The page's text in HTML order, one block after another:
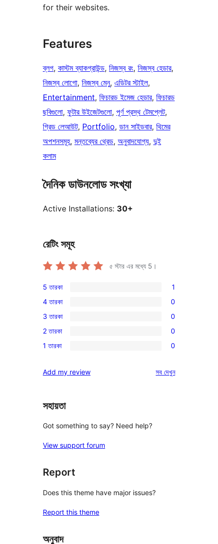
for their websites.
Features
ব্লগ, কাস্টম ব্যাকগ্রাউন্ড, নিজস্ব রং, নিজস্ব হেডার
নিজস্ব লোগো, নিজস্ব মেনু, এডিটর স্টাইল
Entertainment, ফিচারড ইমেজ হেডার, ফিচারড
ছবিগুলো, ফুটার উইজেটগুলো, পূর্ণ প্রস্থ টেমপ্লেট
গ্রিড লেআউট, Portfolio, ডান সাইডবার, থিমের
অপশনসমূহ, মন্তব্যের থ্রেড, অনুবাদযোগ্য, দুই
কলাম
দৈনিক ডাউনলোড সংখ্যা
Active Installations: 30+
রেটিং সমূহ
৫ স্টার এর মধ্যে 5 ।
1টি
5-
স্টার
রিভিউ
5 তারকা 1
0টি
4-
স্টার
রিভিউ
4 তারকা 0
0টি
3-
স্টার
3 তারকা 0
0টি
2-
রিভিউ
2 তারকা 0
0টি
স্টার
1 তারকা 0
Add my review সবরিভিউ
দেখুন
সহায়তা
Got something to say? Need help?
View support forum
Report
Does this theme have major issues?
Report this theme
অনুবাদ